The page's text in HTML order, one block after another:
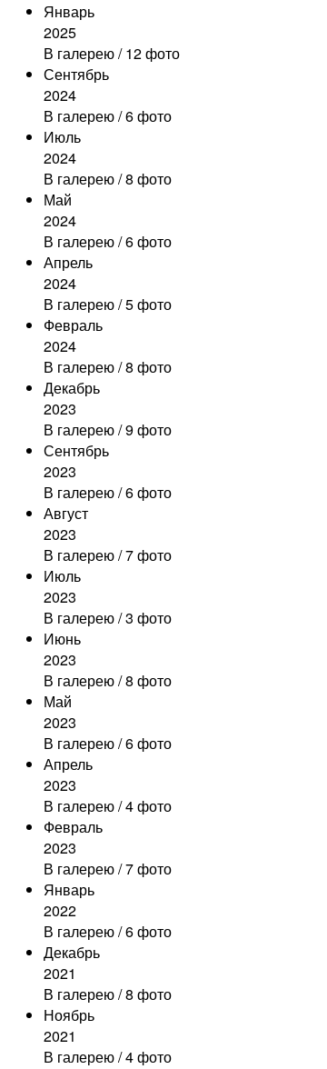
Январь
2025
В галерею/ 12 фото
Сентябрь
2024
В галерею/ 6 фото
Июль
2024
В галерею/ 8 фото
Май
2024
В галерею/ 6 фото
Апрель
2024
В галерею/ 5 фото
Февраль
2024
В галерею/ 8 фото
Декабрь
2023
В галерею/ 9 фото
Сентябрь
2023
В галерею/ 6 фото
Август
2023
В галерею/ 7 фото
Июль
2023
В галерею/ 3 фото
Июнь
2023
В галерею/ 8 фото
Май
2023
В галерею/ 6 фото
Апрель
2023
В галерею/ 4 фото
Февраль
2023
В галерею/ 7 фото
Январь
2022
В галерею/ 6 фото
Декабрь
2021
В галерею/ 8 фото
Ноябрь
2021
В галерею/ 4 фото